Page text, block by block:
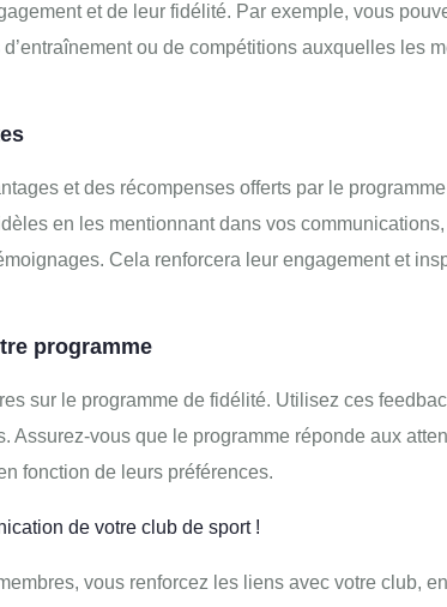
et de leur fidélité. Par exemple, vous
ou de compétitions auxquelles les
et des récompenses offerts par le
en les mentionnant dans vos communications,
Cela renforcera leur engagement et
programme
sur le programme de fidélité. Utilisez ces
Assurez-vous que le programme réponde aux
fonction de leurs préférences.
de votre club de sport !
vous renforcez les liens avec votre club,